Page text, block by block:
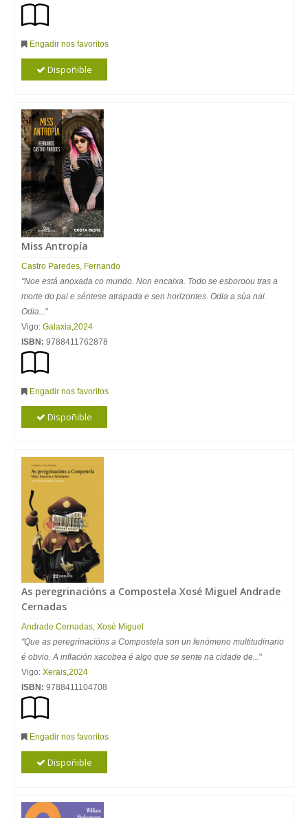
Engadir nos favoritos
Dispoñible
Miss Antropía
Castro Paredes, Fernando
"Noe está anoxada co mundo. Non encaixa. Todo se esboroou tras a
morte do pai e séntese atrapada e sen horizontes. Odia a súa nai.
Odia..."
Vigo: Galaxia,2024
ISBN: 9788411762878
Engadir nos favoritos
Dispoñible
As peregrinacións a Compostela Xosé Miguel Andrade
Cernadas
Andrade Cernadas, Xosé Miguel
"Que as peregrinacións a Compostela son un fenómeno multitudinario
é obvio. A inflación xacobea é algo que se sente na cidade de..."
Vigo: Xerais,2024
ISBN: 9788411104708
Engadir nos favoritos
Dispoñible